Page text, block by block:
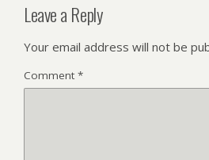
Leave a Reply
Your email address will not be
Comment *